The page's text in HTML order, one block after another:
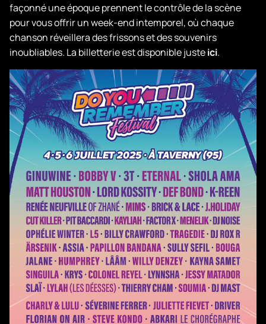
façonné une époque prennent le contrôle de la scène
pour vous offrir un week-end intemporel, où chaque
chanson réveillera des frissons et des souvenirs
inoubliables. La billetterie est disponible justeici.